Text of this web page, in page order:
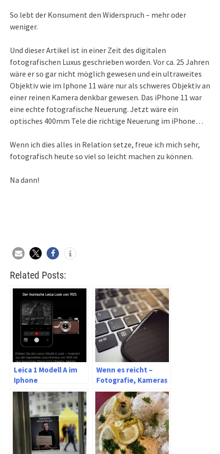
So lebt der Konsument den Widerspruch – mehr oder
weniger.
Und dieser Artikel ist in einer Zeit des digitalen
fotografischen Luxus geschrieben worden. Vor ca. 25 Jahren
wäre er so gar nicht möglich gewesen und ein ultraweites
Objektiv wie im Iphone 11 wäre nur als schweres Objektiv an
einer reinen Kamera denkbar gewesen. Das iPhone 11 war
eine echte fotografische Neuerung. Jetzt wäre ein
optisches 400mm Tele die richtige Neuerung im iPhone…
Wenn ich dies alles in Relation setze, freue ich mich sehr,
fotografisch heute so viel so leicht machen zu können.
Na dann!
Related Posts:
Leica 1 Modell A im
Iphone
Wenn es reicht –
Fotografie, Kameras
und Fülle